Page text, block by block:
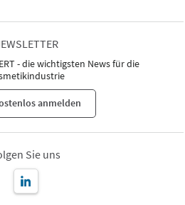
- die wichtigsten News für die
anmelden
Sie uns